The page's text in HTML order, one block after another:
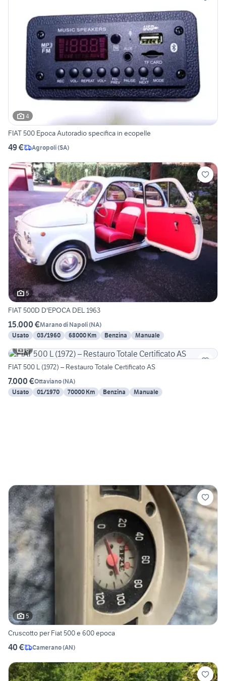
4
FIAT 500 Epoca Autoradio specifica in ecopelle
49 € Agropoli(SA)
5
FIAT 500D D'EPOCA DEL 1963
15.000 €Marano di Napoli(NA)
Usato
03/1960 68000 Km Benzina
Manuale
6
FIAT 500 L (1972) – Restauro Totale Certificato AS
7.000 €Ottaviano(NA)
Usato
01/1970 70000 Km Benzina Manuale
5
Cruscotto per Fiat 500 e 600 epoca
40 € Camerano(AN)